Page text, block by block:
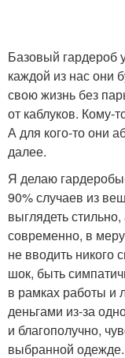
Базовый гардероб
каждой из нас они
свою жизнь без
от каблуков.
А для кого-то они
далее.
Я делаю
90% случаев из
выглядеть
современно, в
не вводить никого
шок, быть
в рамках работы и
деньгами из-за
и благополучно,
выбранной одежде.